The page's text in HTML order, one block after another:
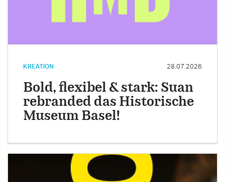
KREATION 28.07.2026
Bold, flexibel & stark: Suan
rebranded das Historische
Museum Basel!